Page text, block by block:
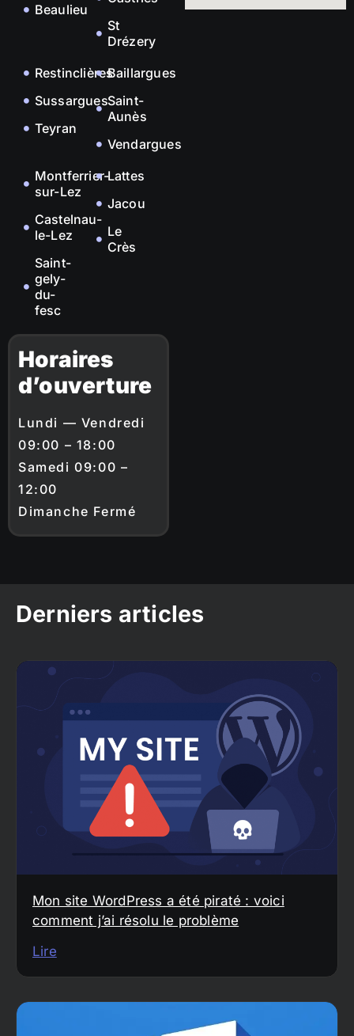
Beaulieu
St
Drézery
Restinclières
Sussargues
Teyran
Baillargues
Saint-
Aunès
Vendargues
Montferrier-
sur-Lez
Castelnau-
le-Lez
Saint-
gely-
du-
fesc
Lattes
Jacou
Le
Crès
Horaires
d’ouverture
Lundi — Vendredi
09:00 – 18:00
Samedi 09:00 –
12:00
Dimanche Fermé
Derniers articles
Mon site WordPress a été piraté : voici
comment j’ai résolu le problème
Lire